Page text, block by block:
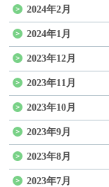
2024年2月
2024年1月
2023年12月
2023年11月
2023年10月
2023年9月
2023年8月
2023年7月